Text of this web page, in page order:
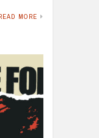
MORE